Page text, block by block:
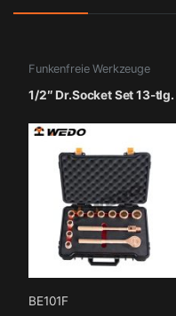
Funkenfreie Werkzeuge
1/2″ Dr.Socket Set 13-tlg.
BE101F